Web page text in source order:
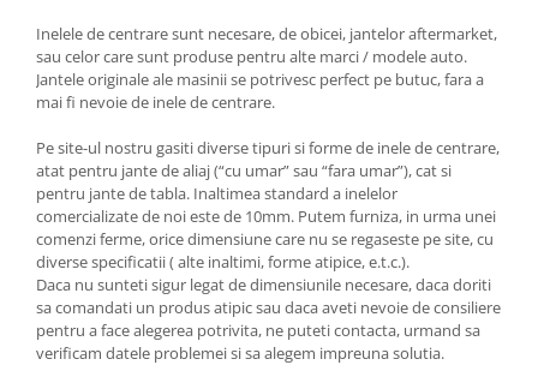
Inelele de centrare sunt necesare, de obicei, jantelor aftermarket,
sau celor care sunt produse pentru alte marci / modele auto.
Jantele originale ale masinii se potrivesc perfect pe butuc, fara a
mai fi nevoie de inele de centrare.
Pe site-ul nostru gasiti diverse tipuri si forme de inele de centrare,
atat pentru jante de aliaj (“cu umar” sau “fara umar”), cat si
pentru jante de tabla. Inaltimea standard a inelelor
comercializate de noi este de 10mm. Putem furniza, in urma unei
comenzi ferme, orice dimensiune care nu se regaseste pe site, cu
diverse specificatii ( alte inaltimi, forme atipice, e.t.c.).
Daca nu sunteti sigur legat de dimensiunile necesare, daca doriti
sa comandati un produs atipic sau daca aveti nevoie de consiliere
pentru a face alegerea potrivita, ne puteti contacta, urmand sa
verificam datele problemei si sa alegem impreuna solutia.